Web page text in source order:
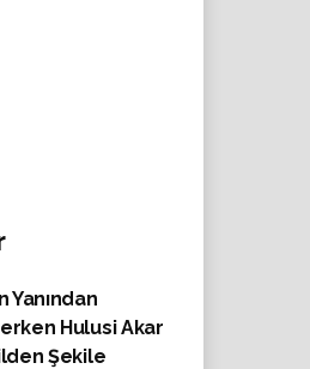
Yanından
Hulusi Akar
Şekile